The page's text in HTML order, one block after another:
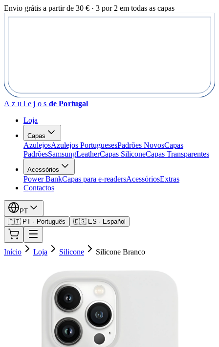
Envio grátis a partir de 30 € · 3 por 2 em todas as capas
Azulejos de Portugal
Loja
Capas
AzulejosAzulejos PortuguesesPadrões NovosCapas
PadrõesSamsungLeatherCapas SiliconeCapas Transparentes
Acessórios
Power BankCapas para e-readersAcessóriosExtras
Contactos
PT
🇵🇹 PT · Português
🇪🇸 ES · Español
Início Loja Silicone Silicone Branco